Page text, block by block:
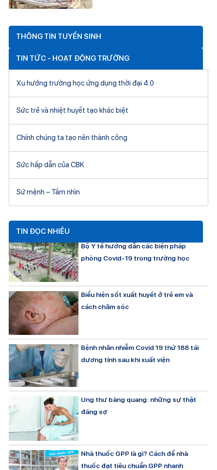
THÔNG TIN TUYỂN SINH
TIN TỨC - HOẠT ĐỘNG TRƯỜNG
Xu hướng trường học ứng dụng thời đại 4.0
Sức trẻ và nhiệt huyết tạo khác biệt
Chính chúng ta tạo nên thành công
Sức hấp dẫn của CBK
Sứ mệnh – Tầm nhìn
TIN ĐỌC NHIỀU
Bộ Y tế hướng dẫn các biện pháp
phòng Covid-19 trong trường học
Biểu hiện sốt xuất huyết ở trẻ em và
cách chăm sóc
Bệnh nhân nhiễm Covid 19 thứ 188 tái
dương tính sau khi xuất viện
Ung thư bàng quang: những sự thật
đáng sợ
Nhà thuốc GPP là gì? Cách để nhà
thuốc đạt tiêu chuẩn GPP nhanh